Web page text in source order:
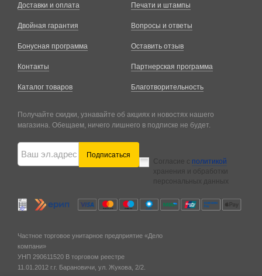
Доставки и оплата
Двойная гарантия
Бонусная программа
Контакты
Каталог товаров
Печати и штампы
Вопросы и ответы
Оставить отзыв
Партнерская программа
Благотворительность
Получайте скидки, узнавайте об акциях и новостях нашего
магазина. Обещаем, ничего лишнего в подписке не будет.
Подписаться
Согласие с политикой
хранения и обработки
персональных данных
Частное торговое унитарное предприятие «Дело
компани»
УНП 290611520 В торговом реестре
11.01.2012 г. г. Барановичи, ул. Жукова, 2/2.